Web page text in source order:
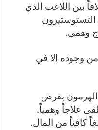
بين اللاعب الذي
وهمي.
وجوده إلا في
بفرض
علاجاً وهمياً.
كافياً من المال.